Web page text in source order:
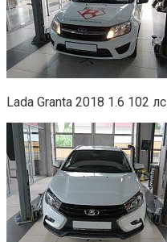
Lada Granta 2018 1.6 102 лс